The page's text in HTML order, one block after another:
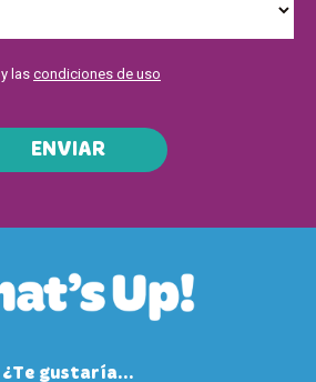
y las condiciones de uso
ENVIAR
¿Te gustaría...